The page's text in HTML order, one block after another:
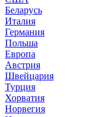
Беларусь
Италия
Германия
Польша
Европа
Австрия
Швейцария
Турция
Хорватия
Норвегия